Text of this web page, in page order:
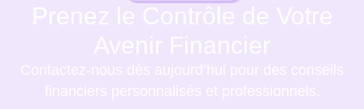
Prenez le Contrôle de Votre
Avenir Financier
Contactez-nous dès aujourd’hui pour des conseils
financiers personnalisés et professionnels.